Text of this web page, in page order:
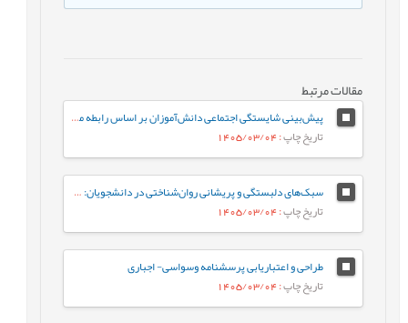
مقالات مرتبط
پیش‌بینی شایستگی اجتماعی دانش‌آموزان بر اساس رابطه معلم-دانش‌آموز و احساس تعلق به مدرسه: نقش واسطه‌ای تنظیم رفتاری هیجان
تاریخ چاپ: 1405/03/04
سبک‌های دلبستگی و پریشانی روان‌شناختی در دانشجویان: نقش واسطه‌ای تنظیم هیجان بین فردی
تاریخ چاپ: 1405/03/04
طراحی و اعتباریابی پرسشنامه وسواسی- اجباری
تاریخ چاپ: 1405/03/04